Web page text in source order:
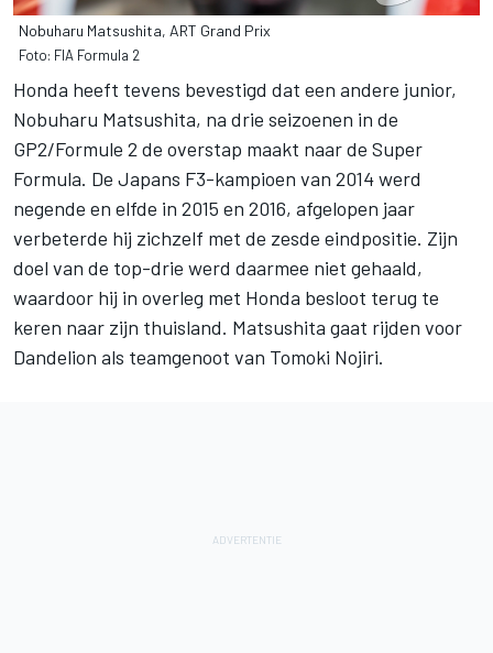
Nobuharu Matsushita, ART Grand Prix
Foto: FIA Formula 2
Honda heeft tevens bevestigd dat een andere junior,
Nobuharu Matsushita, na drie seizoenen in de
GP2/Formule 2 de overstap maakt naar de Super
Formula. De Japans F3-kampioen van 2014 werd
negende en elfde in 2015 en 2016, afgelopen jaar
verbeterde hij zichzelf met de zesde eindpositie. Zijn
doel van de top-drie werd daarmee niet gehaald,
waardoor hij in overleg met Honda besloot terug te
keren naar zijn thuisland. Matsushita gaat rijden voor
Dandelion als teamgenoot van Tomoki Nojiri.